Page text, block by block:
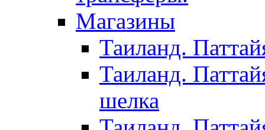
Магазины
Таиланд.
Таиланд.
шелка